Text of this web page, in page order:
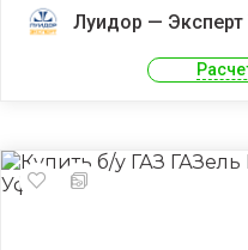
Луидор —